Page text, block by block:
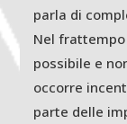
parla di
Nel frattempo
possibile e
occorre
parte delle